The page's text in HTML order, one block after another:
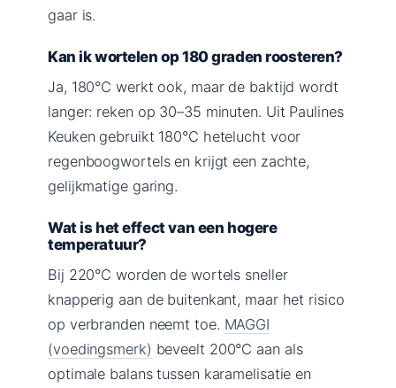
gaar is.
Kan ik wortelen op 180 graden roosteren?
Ja, 180°C werkt ook, maar de baktijd wordt
langer: reken op 30–35 minuten. Uit Paulines
Keuken gebruikt 180°C hetelucht voor
regenboogwortels en krijgt een zachte,
gelijkmatige garing.
Wat is het effect van een hogere
temperatuur?
Bij 220°C worden de wortels sneller
knapperig aan de buitenkant, maar het risico
op verbranden neemt toe. MAGGI
(voedingsmerk) beveelt 200°C aan als
optimale balans tussen karamelisatie en